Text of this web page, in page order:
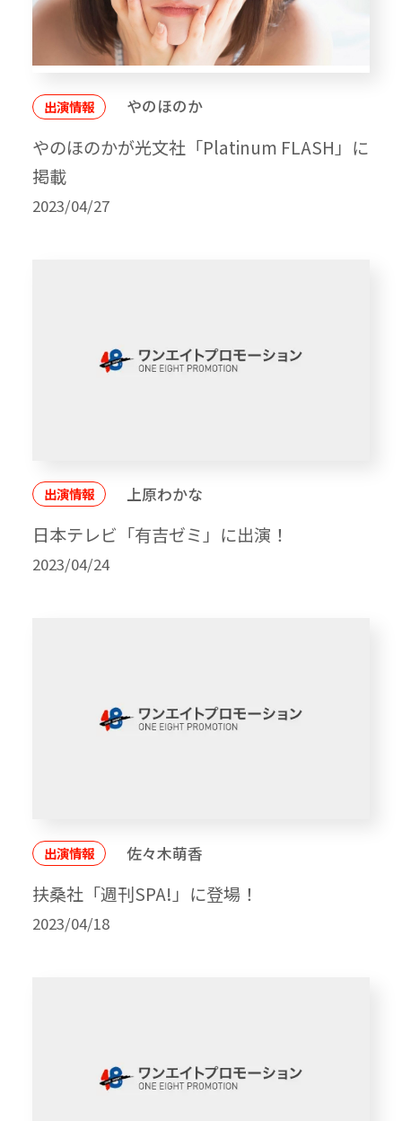
出演情報 やのほのか
やのほのかが光文社「Platinum FLASH」に
掲載
2023/04/27
出演情報 上原わかな
日本テレビ「有吉ゼミ」に出演！
2023/04/24
出演情報 佐々木萌香
扶桑社「週刊SPA!」に登場！
2023/04/18